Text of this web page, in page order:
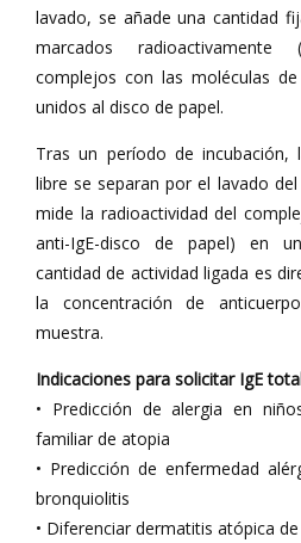
lavado, se añade una cantidad
marcados
complejos con las moléculas
unidos al disco de papel.
Tras un período de incubación,
libre se separan por el lavado
mide la radioactividad del
anti-IgE-disco de papel) en
cantidad de actividad ligada es
la concentración de
muestra.
Indicaciones para solicitar IgE
• Predicción de alergia en
familiar de atopia
• Predicción de enfermedad
bronquiolitis
• Diferenciar dermatitis atópica